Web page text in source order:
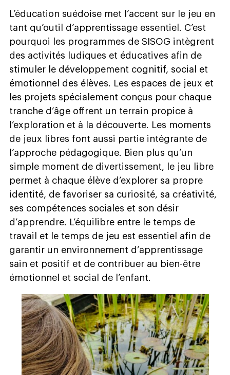
L’éducation suédoise met l’accent sur le jeu en
tant qu’outil d’apprentissage essentiel. C’est
pourquoi les programmes de SISOG intègrent
des activités ludiques et éducatives afin de
stimuler le développement cognitif, social et
émotionnel des élèves. Les espaces de jeux et
les projets spécialement conçus pour chaque
tranche d’âge offrent un terrain propice à
l’exploration et à la découverte. Les moments
de jeux libres font aussi partie intégrante de
l’approche pédagogique. Bien plus qu’un
simple moment de divertissement, le jeu libre
permet à chaque élève d’explorer sa propre
identité, de favoriser sa curiosité, sa créativité,
ses compétences sociales et son désir
d’apprendre. L’équilibre entre le temps de
travail et le temps de jeu est essentiel afin de
garantir un environnement d’apprentissage
sain et positif et de contribuer au bien-être
émotionnel et social de l’enfant.